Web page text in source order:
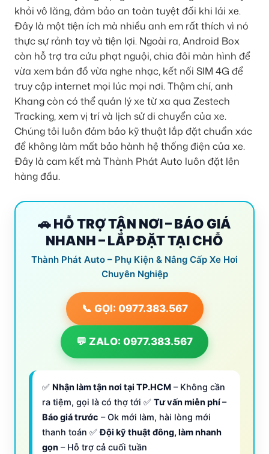
khỏi vô lăng, đảm bảo an toàn tuyệt đối khi lái xe.
Đây là một tiện ích mà nhiều anh em rất thích vì nó
thực sự rảnh tay và tiện lợi. Ngoài ra, Android Box
còn hỗ trợ tra cứu phạt nguội, chia đôi màn hình để
vừa xem bản đồ vừa nghe nhạc, kết nối SIM 4G để
truy cập internet mọi lúc mọi nơi. Thậm chí, anh
Khang còn có thể quản lý xe từ xa qua Zestech
Tracking, xem vị trí và lịch sử di chuyển của xe.
Chúng tôi luôn đảm bảo kỹ thuật lắp đặt chuẩn xác
để không làm mất bảo hành hệ thống điện của xe.
Đây là cam kết mà Thành Phát Auto luôn đặt lên
hàng đầu.
🚗 HỖ TRỢ TẬN NƠI – BÁO GIÁ
NHANH – LẮP ĐẶT TẠI CHỖ
Thành Phát Auto – Phụ Kiện & Nâng Cấp Xe Hơi
Chuyên Nghiệp
📞 GỌI: 0977.383.567
💬 ZALO: 0977.383.567
✅ Nhận làm tận nơi tại TP.HCM – Không cần
ra tiệm, gọi là có thợ tới ✅ Tư vấn miễn phí –
Báo giá trước – Ok mới làm, hài lòng mới
thanh toán ✅Đội kỹ thuật đông, làm nhanh
gọn – Hỗ trợ cả cuối tuần